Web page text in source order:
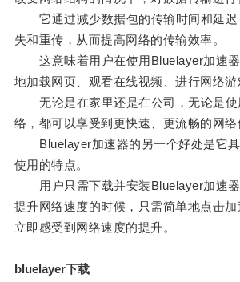
它通过减少数据包的传输时间和延迟
失和重传，从而提高网络的传输效率。
这意味着用户在使用Bluelayer加速器
地加载网页、观看在线视频、进行网络游
无论是在家里还是在公司，无论是使
络，都可以享受到更快速、更流畅的网络
Bluelayer加速器的另一个好处是它具
使用的特点。
用户只需下载并安装Bluelayer加速器
提升网络速度的时候，只需简单地点击
立即感受到网络速度的提升。
bluelayer下载